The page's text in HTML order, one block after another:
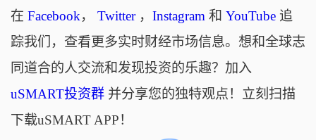
在 Facebook， Twitter， Instagram 和 YouTube追
踪我们，查看更多实时财经市场信息。想和全球志
同道合的人交流和发现投资的乐趣？加入
uSMART投资群并分享您的独特观点！立刻扫描
下载uSMART APP！